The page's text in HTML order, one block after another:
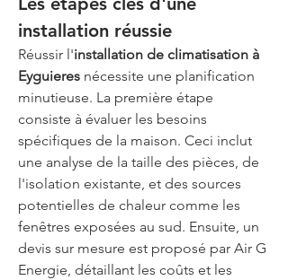
installation réussie
Réussir l'installation de climatisation à
Eyguieres nécessite une planification
minutieuse. La première étape
consiste à évaluer les besoins
spécifiques de la maison. Ceci inclut
une analyse de la taille des pièces, de
l'isolation existante, et des sources
potentielles de chaleur comme les
fenêtres exposées au sud. Ensuite, un
devis sur mesure est proposé par Air G
Energie, détaillant les coûts et les